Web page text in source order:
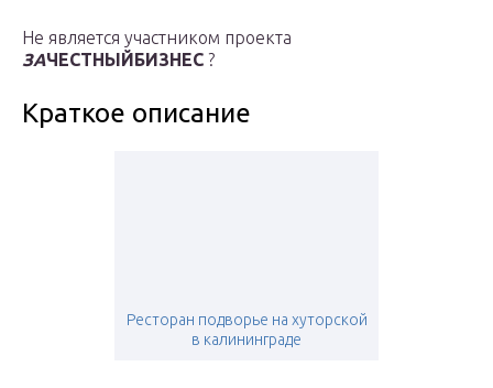
Не является участником проекта
ЗАЧЕСТНЫЙБИЗНЕС ?
Краткое описание
Ресторан подворье на хуторской
в калининграде